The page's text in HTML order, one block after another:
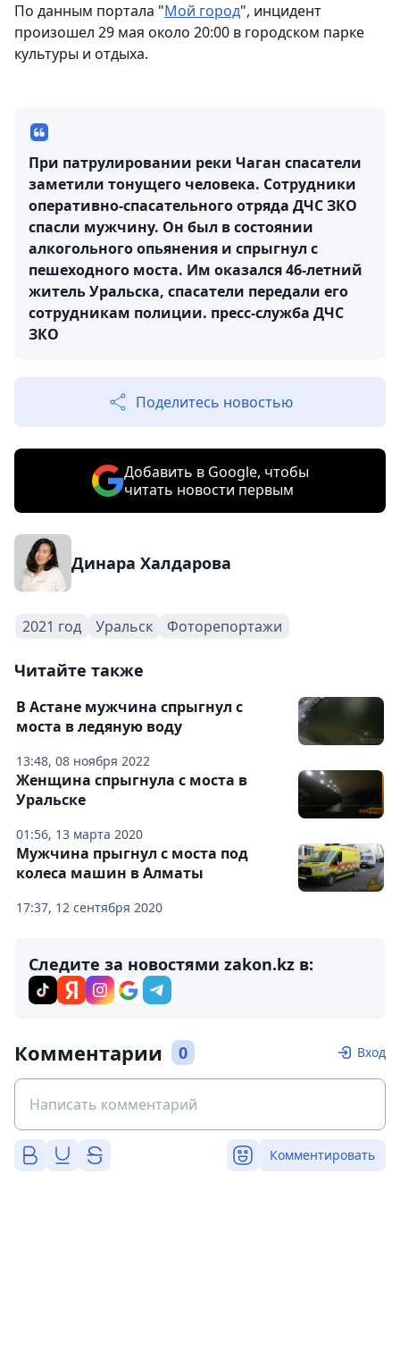
По данным портала "Мой город", инцидент
произошел 29 мая около 20:00 в городском парке
культуры и отдыха.
При патрулировании реки Чаган спасатели
заметили тонущего человека. Сотрудники
оперативно-спасательного отряда ДЧС ЗКО
спасли мужчину. Он был в состоянии
алкогольного опьянения и спрыгнул с
пешеходного моста. Им оказался 46-летний
житель Уральска, спасатели передали его
сотрудникам полиции. пресс-служба ДЧС
ЗКО
Поделитесь новостью
Добавить в Google, чтобы
читать новости первым
Динара Халдарова
2021 год Уральск Фоторепортажи
Читайте также
13:48, 08 ноября 2022
В Астане мужчина спрыгнул с
моста в ледяную воду
01:56, 13 марта 2020
Женщина спрыгнула с моста в
Уральске
17:37, 12 сентября 2020
Мужчина прыгнул с моста под
колеса машин в Алматы
Следите за новостями zakon.kz в:
Комментарии 0 Вход
Комментировать